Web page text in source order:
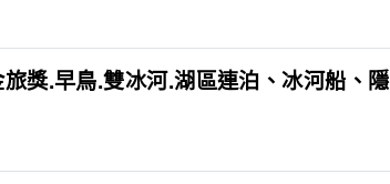
獎.早鳥.雙冰河.湖區連泊、冰河船、隱